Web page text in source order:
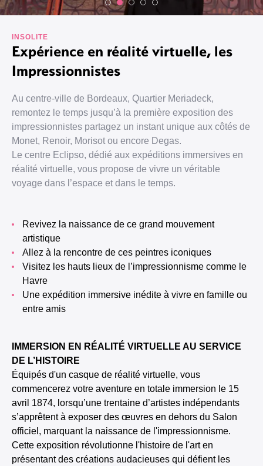
INSOLITE
Expérience en réalité virtuelle, les
Impressionnistes
Au centre-ville de Bordeaux, Quartier Meriadeck,
remontez le temps jusqu’à la première exposition des
impressionnistes partagez un instant unique aux côtés de
Monet, Renoir, Morisot ou encore Degas.
Le centre Eclipso, dédié aux expéditions immersives en
réalité virtuelle, vous propose de vivre un véritable
voyage dans l’espace et dans le temps.
Revivez la naissance de ce grand mouvement
artistique
Allez à la rencontre de ces peintres iconiques
Visitez les hauts lieux de l’impressionnisme comme le
Havre
Une expédition immersive inédite à vivre en famille ou
entre amis
IMMERSION EN RÉALITÉ VIRTUELLE AU SERVICE
DE L’HISTOIRE
Équipés d'un casque de réalité virtuelle, vous
commencerez votre aventure en totale immersion le 15
avril 1874, lorsqu’une trentaine d’artistes indépendants
s’apprêtent à exposer des œuvres en dehors du Salon
officiel, marquant la naissance de l'impressionnisme.
Cette exposition révolutionne l'histoire de l'art en
présentant des créations audacieuses qui défient les